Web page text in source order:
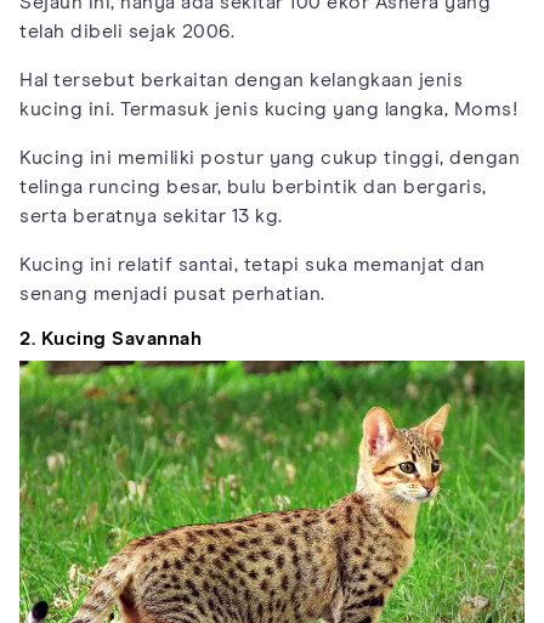
telah dibeli sejak 2006.
Hal tersebut berkaitan dengan kelangkaan jenis
kucing ini. Termasuk jenis kucing yang langka, Moms!
Kucing ini memiliki postur yang cukup tinggi, dengan
telinga runcing besar, bulu berbintik dan bergaris,
serta beratnya sekitar 13 kg.
Kucing ini relatif santai, tetapi suka memanjat dan
senang menjadi pusat perhatian.
2. Kucing Savannah